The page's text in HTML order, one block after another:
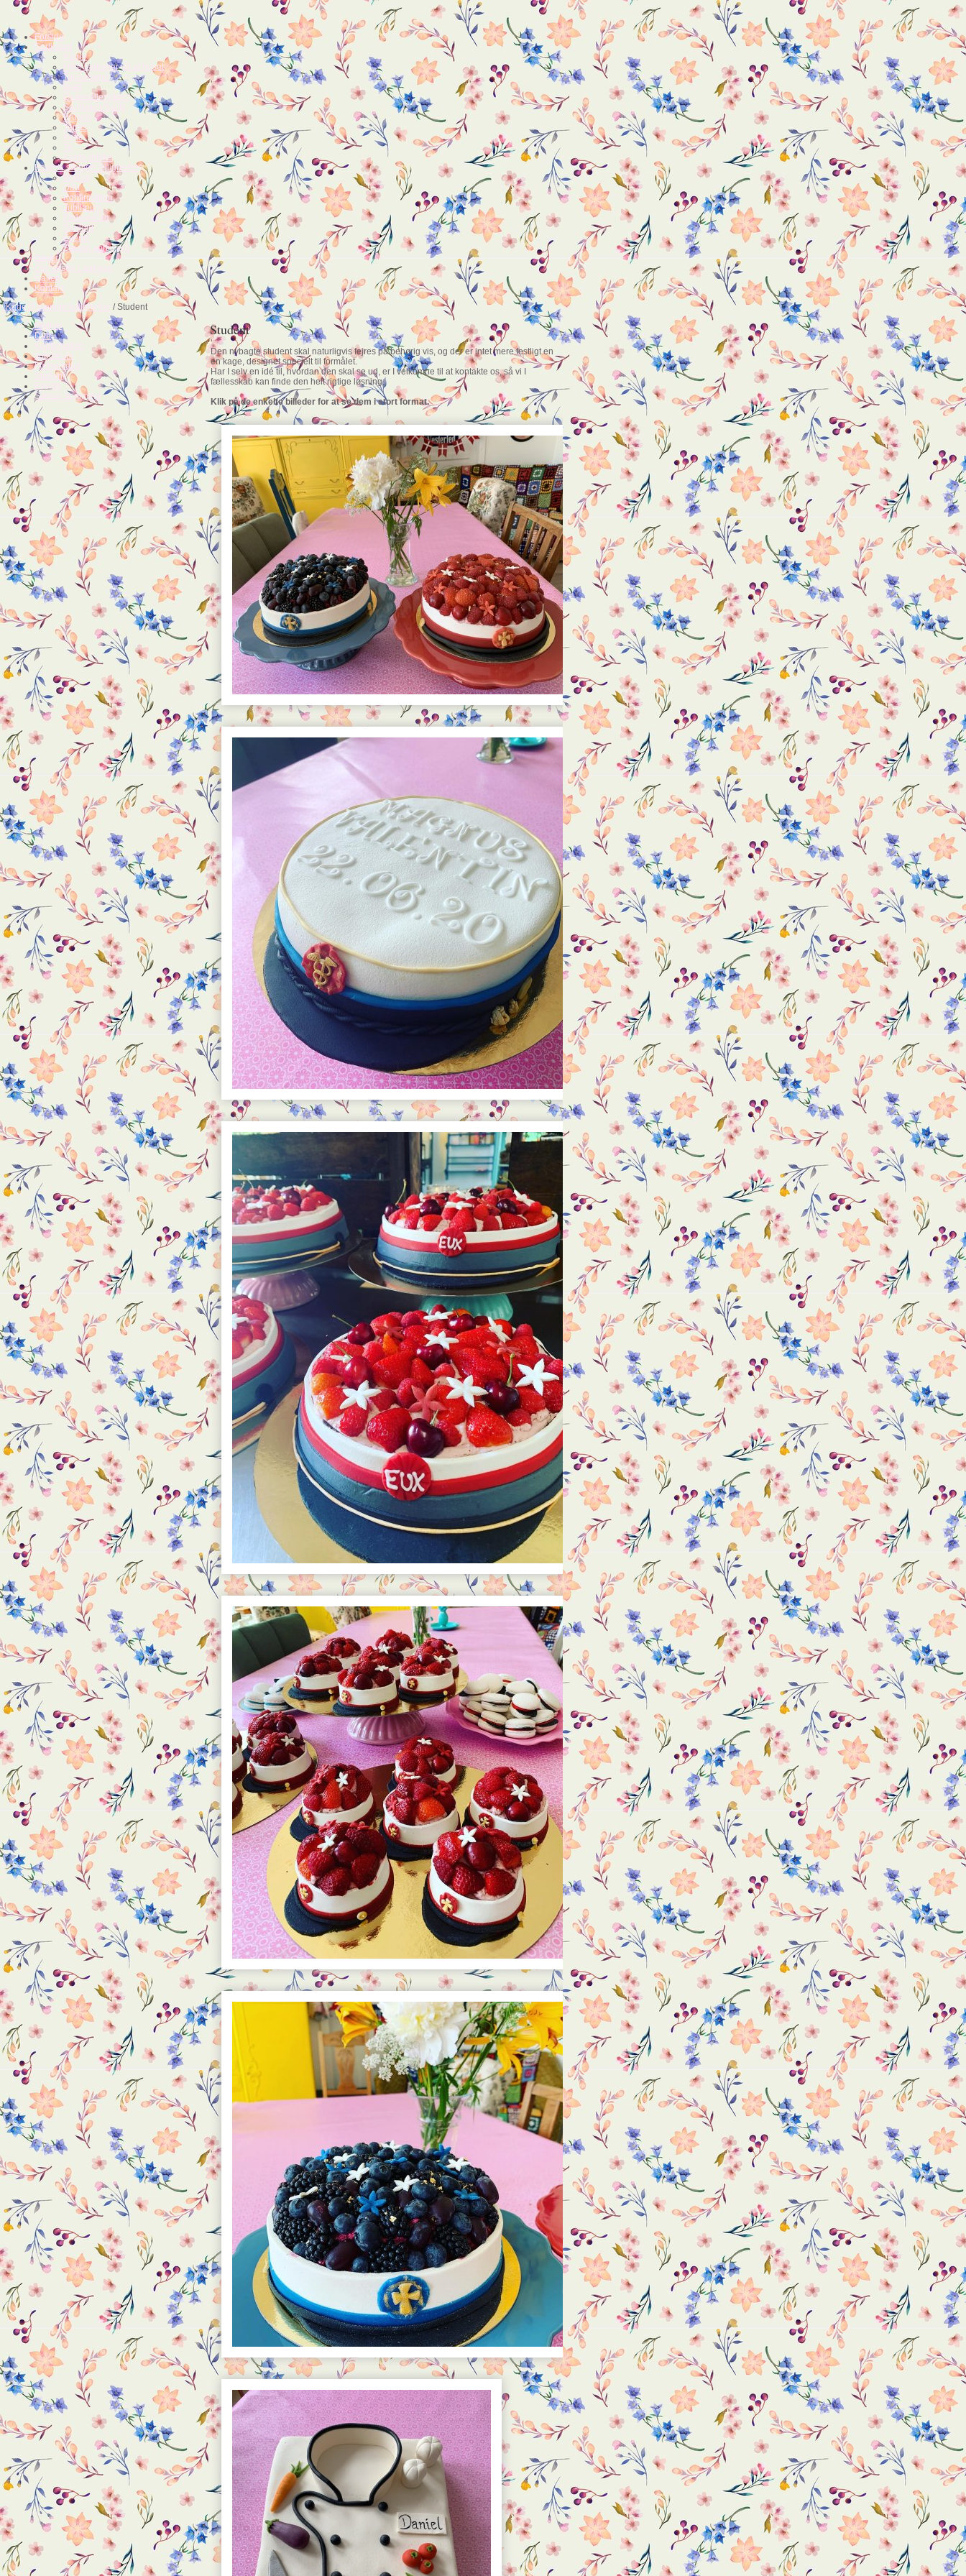
Forside
Sortiment
Kager
Hele lagkager ud af huset
Tapaskager
Glutenallergiker?
Sandwich/Salat
Brunch
Tapas
Kaffe
Kolde drikke
Kage til særlige lejligheder
Bryllup
Dåb
Konfirmation
Jubilæum
Fødselsdag
Student
Events
Sæson sortiment
Gaver
Om Søster Lagkage
Galleri
Kontakt
Kage til særlige lejligheder
/ Student
Bryllup
Dåb
Konfirmation
Jubilæum
Fødselsdag
Student
Events
Sæson sortiment
Student
Den nybagte student skal naturligvis fejres på behørig vis, og der er intet mere festligt en
en kage, designet specielt til formålet.
Har I selv en idé til, hvordan den skal se ud, er I velkomne til at kontakte os, så vi I
fællesskab kan finde den helt rigtige løsning.
Klik på de enkelte billeder for at se dem i stort format.